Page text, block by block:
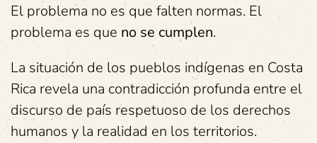
El problema no es que falten normas. El
problema es que no se cumplen.
La situación de los pueblos indígenas en Costa
Rica revela una contradicción profunda entre el
discurso de país respetuoso de los derechos
humanos y la realidad en los territorios.